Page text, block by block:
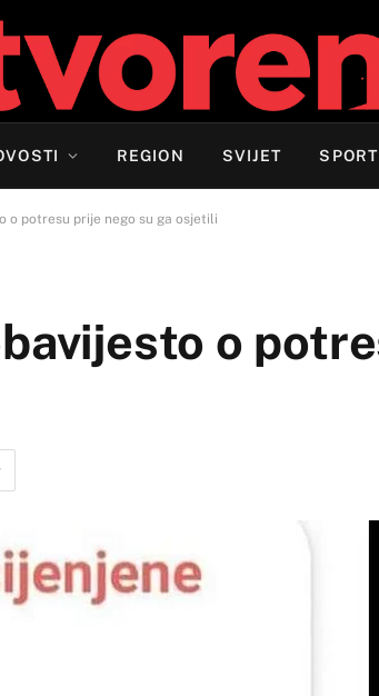
REGION SVIJET SPORT
o potresu prije nego su ga osjetili
o